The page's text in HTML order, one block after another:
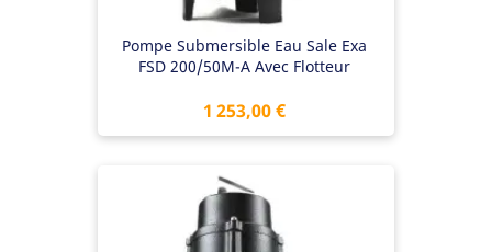
Pompe Submersible Eau Sale Exa
FSD 200/50M-A Avec Flotteur
Prix
1 253,00 €